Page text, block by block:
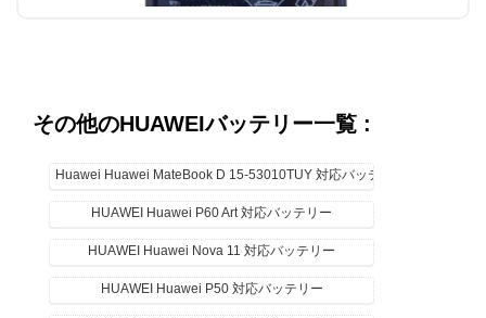
その他のHUAWEIバッテリー一覧 :
Huawei Huawei MateBook D 15-53010TUY 対応バッテリー
HUAWEI Huawei P60 Art 対応バッテリー
HUAWEI Huawei Nova 11 対応バッテリー
HUAWEI Huawei P50 対応バッテリー